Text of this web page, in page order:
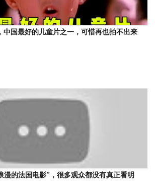
中国最好的儿童片之一，可惜再也拍不出来
漫的法国电影”，很多观众都没有真正看明